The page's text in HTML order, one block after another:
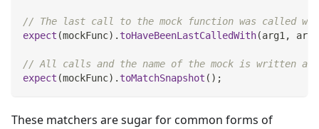
// The last call to the mock function was called
expect (mockFunc) . toHaveBeenLastCalledWith(arg1, arg2
// All calls and the name of the mock is written as
expect (mockFunc) . toMatchSnapshot ( ) ;
These matchers are sugar for common forms of